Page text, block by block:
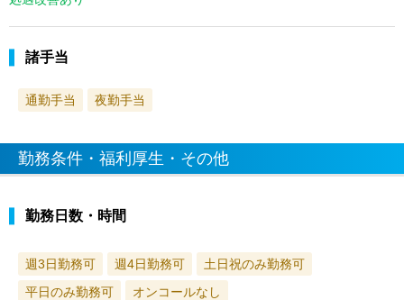
諸手当
通勤手当 夜勤手当
勤務条件・福利厚生・その他
勤務日数・時間
週3日勤務可 週4日勤務可
土日祝のみ勤務可
平日のみ勤務可
オンコールなし